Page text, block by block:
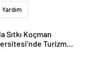
Yardım
Sıtkı Koçman
Turizm